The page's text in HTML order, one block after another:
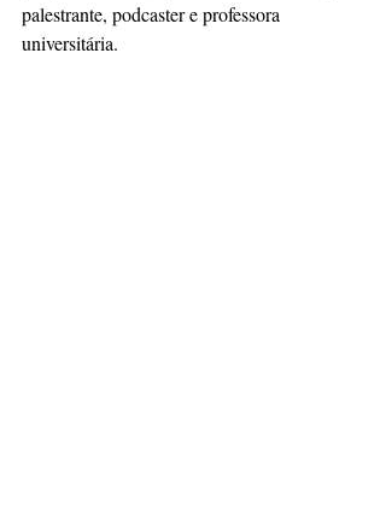
palestrante, podcaster e professora
universitária.